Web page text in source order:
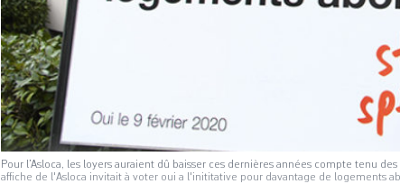
Pour l’Asloca, les loyers auraient dû baisser ces dernières années compte tenu
affiche de l'Asloca invitait à voter oui a l'inititative pour davantage de logements